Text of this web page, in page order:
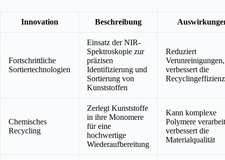
Innovation Beschreibung
Fortschrittliche
Sortiertechnologien
Einsatz der NIR-
Spektroskopie zur
präzisen
Identifizierung und
Sortierung von
Kunststoffen
Reduziert
Verunreinigungen,
verbessert die
Recyclingeffizienz
Chemisches
Recycling
Zerlegt Kunststoffe
in ihre Monomere
für eine
hochwertige
Wiederaufbereitung
Kann komplexe
Polymere
verbessert die
Materialqualität